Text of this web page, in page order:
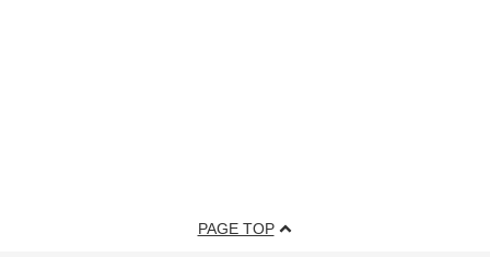
PAGE TOP